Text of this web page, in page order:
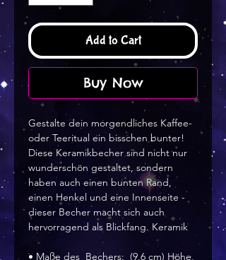
Add to Cart
Buy Now
Gestalte dein morgendliches Kaffee-
oder Teeritual ein bisschen bunter!
Diese Keramikbecher sind nicht nur
wunderschön gestaltet, sondern
haben auch einen bunten Rand,
einen Henkel und eine Innenseite -
dieser Becher macht sich auch
hervorragend als Blickfang. Keramik
• Maße des  Bechers:  (9,6 cm) Höhe,